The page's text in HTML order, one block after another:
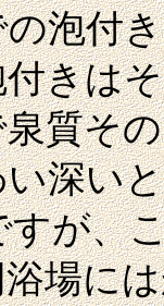
泡付
きは
質そ
深い
が、
場に